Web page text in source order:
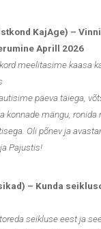
KajAge) –
Aprill 2026
meelitasime kaasa
päeva täiega,
konnade mängu, ronida
Oli põnev ja
Pajustis!
– Kunda
seikluse eest ja